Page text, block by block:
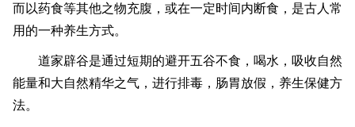
而以药食等其他之物充腹，或在一定时间内断食，是古人常
用的一种养生方式。
道家辟谷是通过短期的避开五谷不食，喝水，吸收自然
能量和大自然精华之气，进行排毒，肠胃放假，养生保健方
法。